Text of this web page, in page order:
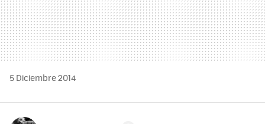
5 Diciembre 2014